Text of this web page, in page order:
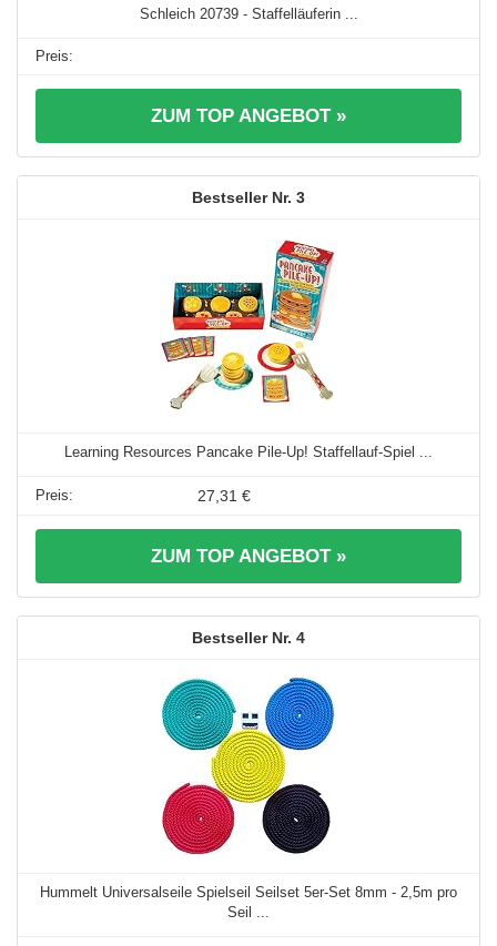
Schleich 20739 - Staffelläuferin ...
ZUM TOP ANGEBOT »
3
Learning Resources Pancake Pile-Up! Staffellauf-Spiel ...
27,31 €
ZUM TOP ANGEBOT »
4
Hummelt Universalseile Spielseil Seilset 5er-Set 8mm - 2,5m pro
Seil ...